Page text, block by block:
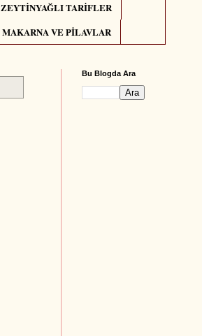
ZEYTİNYAĞLI TARİFLER
MAKARNA VE PİLAVLAR
Bu Blogda Ara